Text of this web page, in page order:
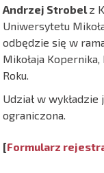
Andrzej Strobel z
Uniwersytetu
odbędzie się w
Mikołaja
Roku.
Udział w wykładzie
ograniczona.
[Formularz